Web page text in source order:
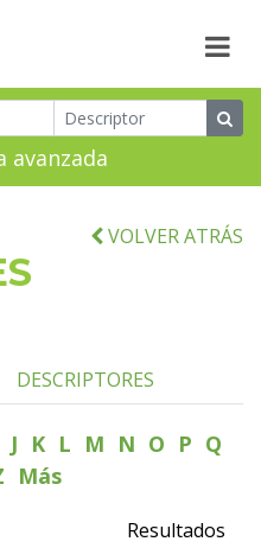
avanzada
VOLVER ATRÁS
DESCRIPTORES
J K L M N O P Q
Más
Resultados